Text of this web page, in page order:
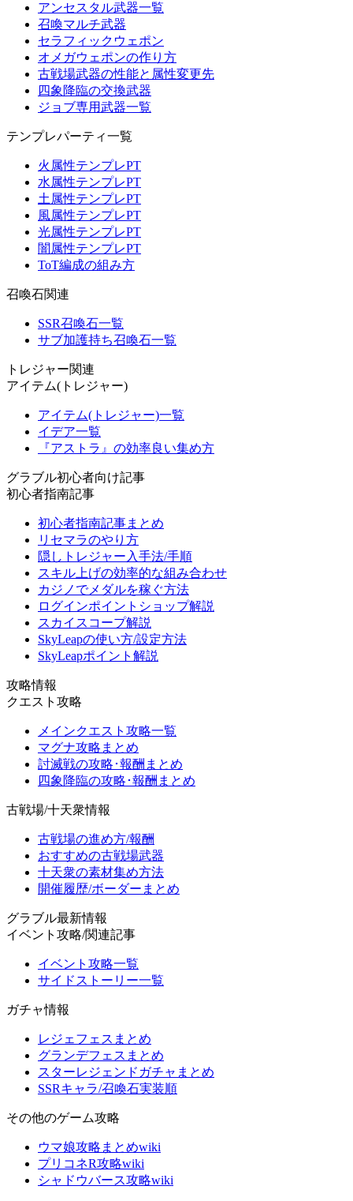
アンセスタル武器一覧
召喚マルチ武器
セラフィックウェポン
オメガウェポンの作り方
古戦場武器の性能と属性変更先
四象降臨の交換武器
ジョブ専用武器一覧
テンプレパーティ一覧
火属性テンプレPT
水属性テンプレPT
土属性テンプレPT
風属性テンプレPT
光属性テンプレPT
闇属性テンプレPT
ToT編成の組み方
召喚石関連
SSR召喚石一覧
サブ加護持ち召喚石一覧
トレジャー関連
アイテム(トレジャー)
アイテム(トレジャー)一覧
イデア一覧
『アストラ』の効率良い集め方
グラブル初心者向け記事
初心者指南記事
初心者指南記事まとめ
リセマラのやり方
隠しトレジャー入手法/手順
スキル上げの効率的な組み合わせ
カジノでメダルを稼ぐ方法
ログインポイントショップ解説
スカイスコープ解説
SkyLeapの使い方/設定方法
SkyLeapポイント解説
攻略情報
クエスト攻略
メインクエスト攻略一覧
マグナ攻略まとめ
討滅戦の攻略･報酬まとめ
四象降臨の攻略･報酬まとめ
古戦場/十天衆情報
古戦場の進め方/報酬
おすすめの古戦場武器
十天衆の素材集め方法
開催履歴/ボーダーまとめ
グラブル最新情報
イベント攻略/関連記事
イベント攻略一覧
サイドストーリー一覧
ガチャ情報
レジェフェスまとめ
グランデフェスまとめ
スターレジェンドガチャまとめ
SSRキャラ/召喚石実装順
その他のゲーム攻略
ウマ娘攻略まとめwiki
プリコネR攻略wiki
シャドウバース攻略wiki